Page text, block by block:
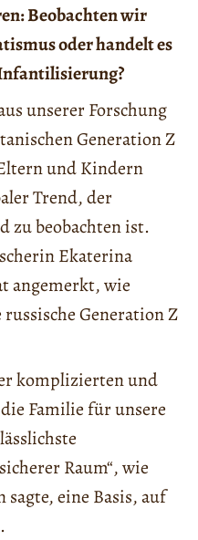
Beobachten wir
oder handelt es
unserer Forschung
Generation Z
und Kindern
Trend, der
zu beobachten ist.
Ekaterina
angemerkt, wie
Generation Z
komplizierten und
Familie für unsere
Raum“, wie
eine Basis, auf